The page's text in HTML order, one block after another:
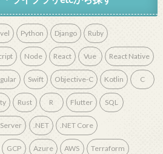
Python Django Ruby
Node React Vue React Native
Swift Objective-C Kotlin C
Rust R Flutter SQL
Server .NET .NET Core
GCP Azure AWS Terraform